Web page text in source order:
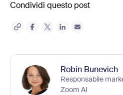
Condividi questo post
Robin Bunevich
Responsabile
Zoom AI